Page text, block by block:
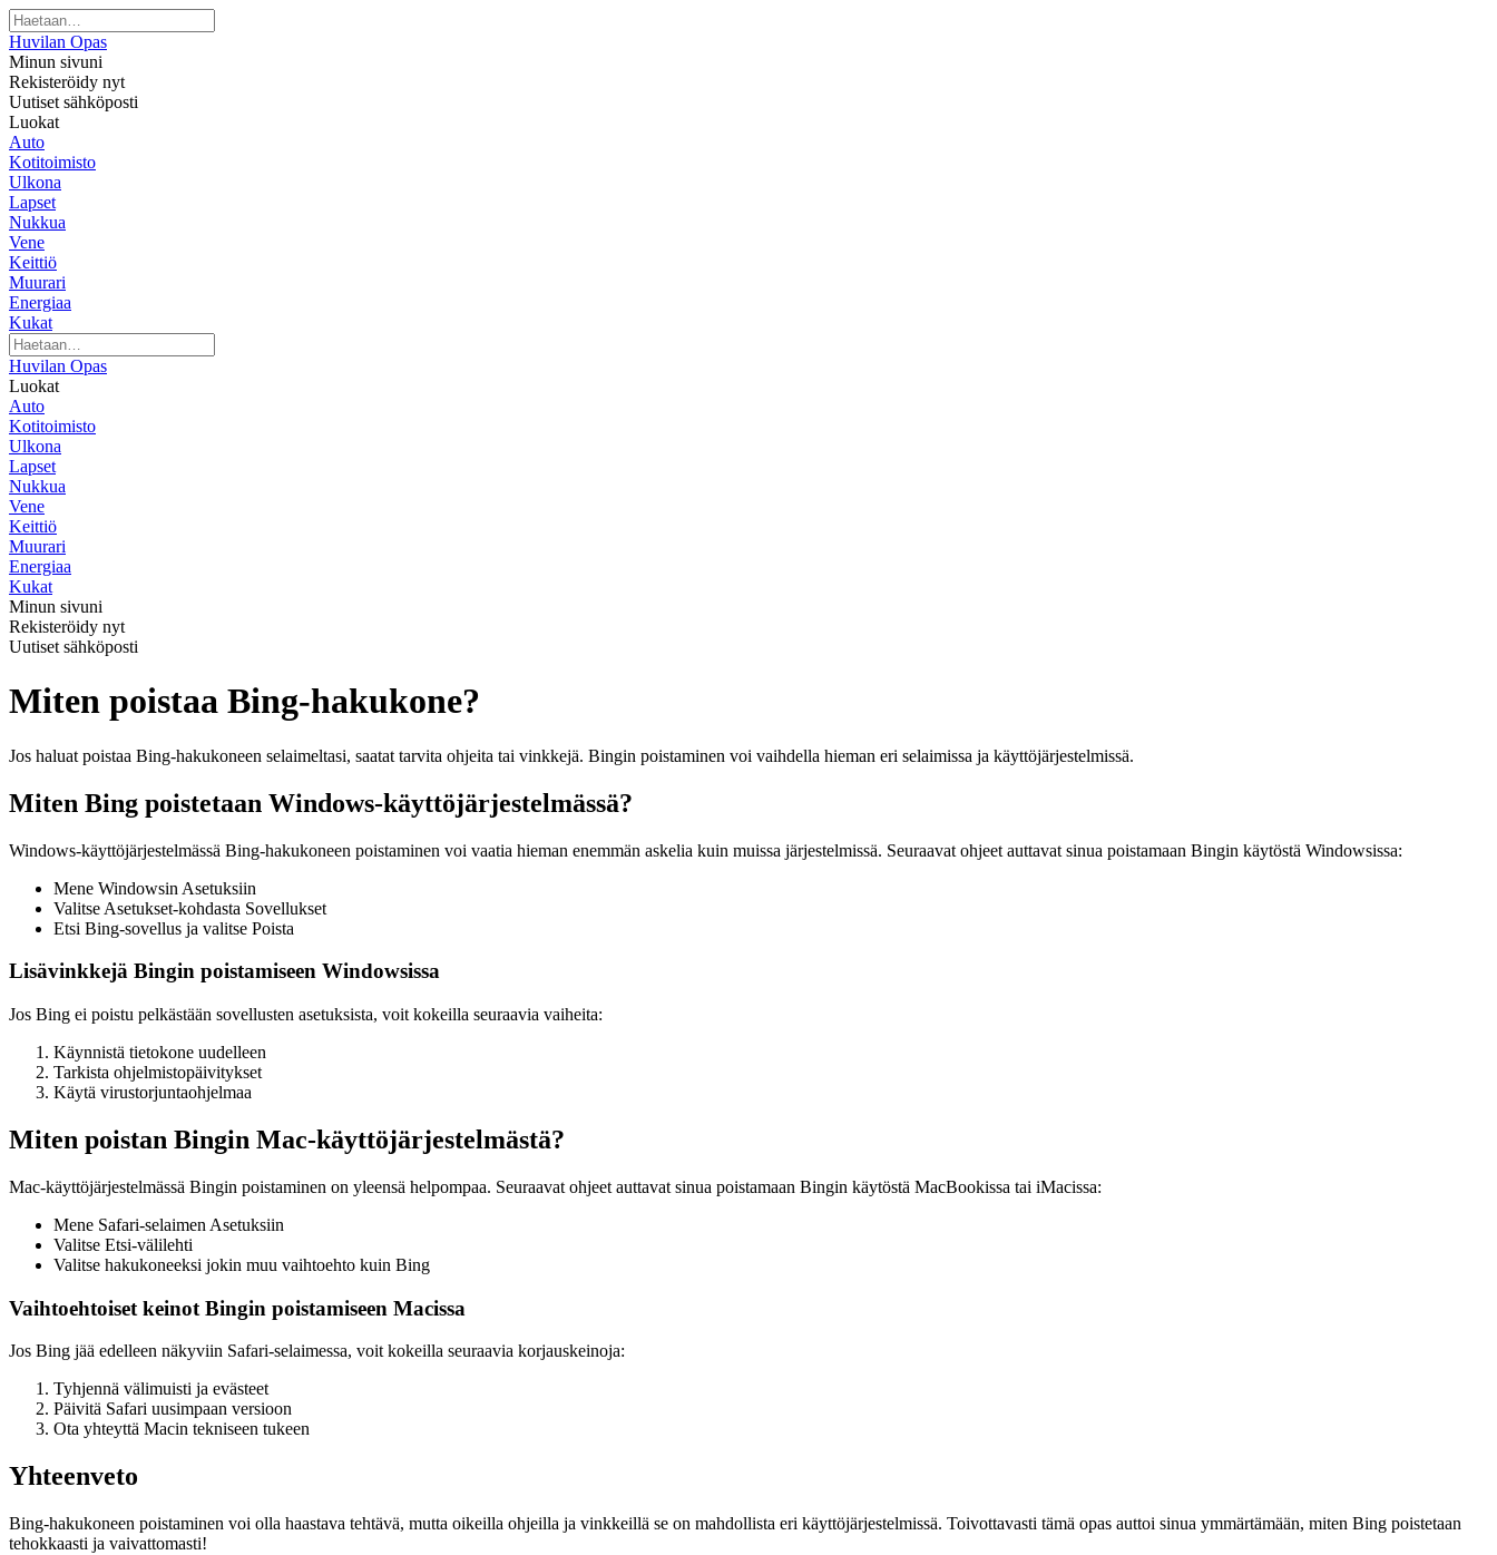
Huvilan Opas
Minun sivuni
Rekisteröidy nyt
Uutiset sähköposti
Luokat
Auto
Kotitoimisto
Ulkona
Lapset
Nukkua
Vene
Keittiö
Muurari
Energiaa
Kukat
Huvilan Opas
Luokat
Auto
Kotitoimisto
Ulkona
Lapset
Nukkua
Vene
Keittiö
Muurari
Energiaa
Kukat
Minun sivuni
Rekisteröidy nyt
Uutiset sähköposti
Miten poistaa Bing-hakukone?
Jos haluat poistaa Bing-hakukoneen selaimeltasi, saatat tarvita ohjeita tai vinkkejä. Bingin poistaminen voi vaihdella hieman eri selaimissa ja käyttöjärjestelmissä.
Miten Bing poistetaan Windows-käyttöjärjestelmässä?
Windows-käyttöjärjestelmässä Bing-hakukoneen poistaminen voi vaatia hieman enemmän askelia kuin muissa järjestelmissä. Seuraavat ohjeet auttavat sinua poistamaan Bingin käytöstä Windowsissa:
Mene Windowsin Asetuksiin
Valitse Asetukset-kohdasta Sovellukset
Etsi Bing-sovellus ja valitse Poista
Lisävinkkejä Bingin poistamiseen Windowsissa
Jos Bing ei poistu pelkästään sovellusten asetuksista, voit kokeilla seuraavia vaiheita:
Käynnistä tietokone uudelleen
Tarkista ohjelmistopäivitykset
Käytä virustorjuntaohjelmaa
Miten poistan Bingin Mac-käyttöjärjestelmästä?
Mac-käyttöjärjestelmässä Bingin poistaminen on yleensä helpompaa. Seuraavat ohjeet auttavat sinua poistamaan Bingin käytöstä MacBookissa tai iMacissa:
Mene Safari-selaimen Asetuksiin
Valitse Etsi-välilehti
Valitse hakukoneeksi jokin muu vaihtoehto kuin Bing
Vaihtoehtoiset keinot Bingin poistamiseen Macissa
Jos Bing jää edelleen näkyviin Safari-selaimessa, voit kokeilla seuraavia korjauskeinoja:
Tyhjennä välimuisti ja evästeet
Päivitä Safari uusimpaan versioon
Ota yhteyttä Macin tekniseen tukeen
Yhteenveto
Bing-hakukoneen poistaminen voi olla haastava tehtävä, mutta oikeilla ohjeilla ja vinkkeillä se on mahdollista eri käyttöjärjestelmissä. Toivottavasti tämä opas auttoi sinua ymmärtämään, miten Bing poistetaan
tehokkaasti ja vaivattomasti!